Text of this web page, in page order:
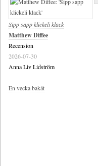
Sipp sapp klickeli klack
Matthew Diffee
Recension
2026-07-30
Anna Liv Lidström
En vecka bakåt